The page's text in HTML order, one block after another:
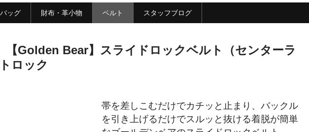
バッグ 財布・革小物 ベルト スタッフブログ
【Golden Bear】スライドロックベルト（センターラ
ロック
帯を差しこむだけでカチッと止まり、バックル
を引き上げるだけでスルッと抜ける着脱が簡単